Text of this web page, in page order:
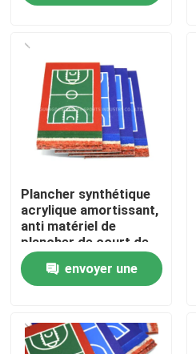
Visite de l'usine
Contrôle de qualité
Nous contacter
Nouvelles
Demander un devis
Plancher synthétique
acrylique amortissant,
anti matériel de
plancher de court de
tennis de glissement
envoyer une